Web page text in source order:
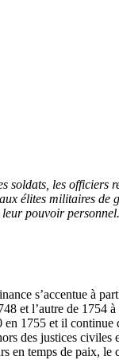
les officiers
élites militaires
pouvoir
s’accentue à
et l’autre de
en 1755 et il continue
des justices
temps de paix, le